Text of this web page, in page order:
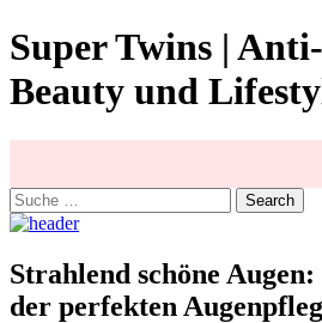
Skip
to
content
Super Twins |
Beauty und
Search
for:
Strahlend schöne
der perfekten